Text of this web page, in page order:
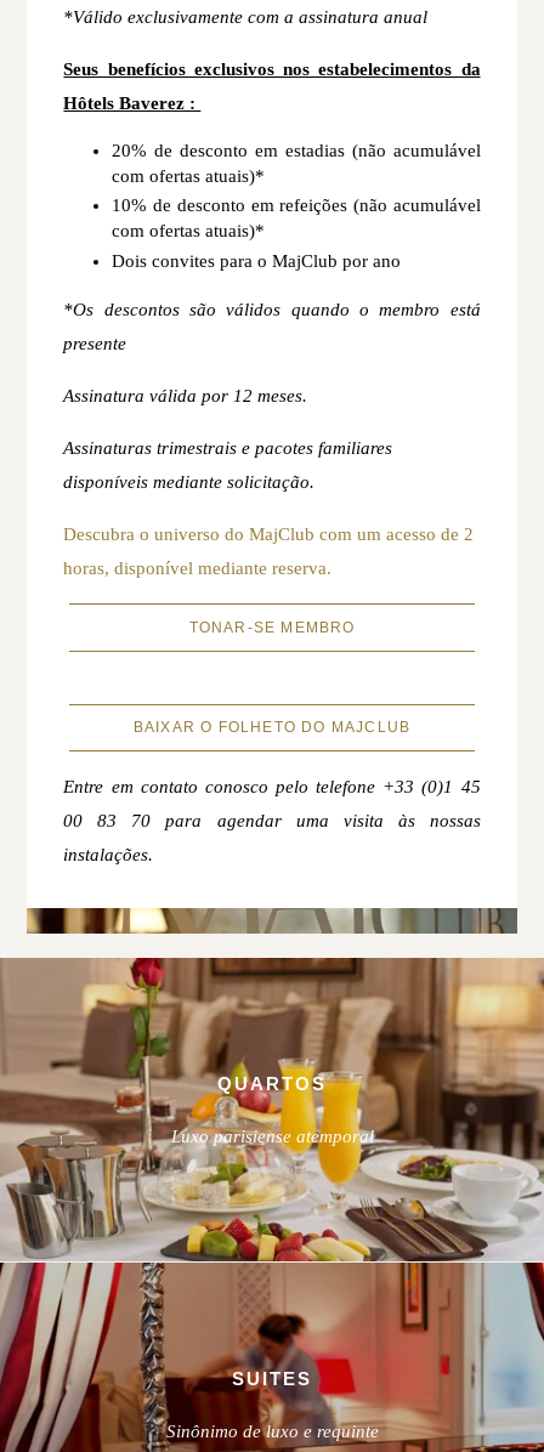
*Válido exclusivamente com a assinatura anual
Seus benefícios exclusivos nos estabelecimentos da
Hôtels Baverez :
20% de desconto em estadias (não acumulável
com ofertas atuais)*
10% de desconto em refeições (não acumulável
com ofertas atuais)*
Dois convites para o MajClub por ano
*Os descontos são válidos quando o membro está
presente
Assinatura válida por 12 meses.
Assinaturas trimestrais e pacotes familiares
disponíveis mediante solicitação.
Descubra o universo do MajClub com um acesso de 2
horas, disponível mediante reserva.
TONAR-SE MEMBRO
BAIXAR O FOLHETO DO MAJCLUB
Entre em contato conosco pelo telefone +33 (0)1 45
00 83 70 para agendar uma visita às nossas
instalações.
QUARTOS
Luxo parisiense atemporal
SUITES
Sinônimo de luxo e requinte